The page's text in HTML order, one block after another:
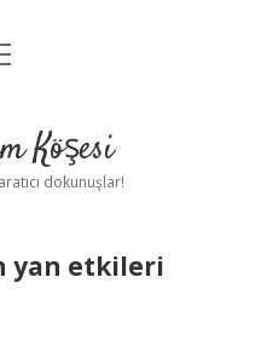
Köşesi
dokunuşlar!
yan etkileri